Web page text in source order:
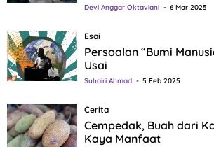
Devi Anggar Oktaviani 6 Mar 2025
Esai
Persoalan “Bumi
Usai
Suhairi Ahmad 5 Feb 2025
Cerita
Cempedak, Buah dari
Kaya Manfaat